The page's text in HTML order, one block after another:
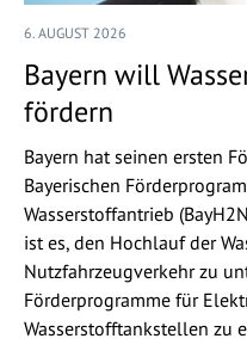
6. AUGUST 2026
Bayern will
fördern
Bayern hat seinen ersten
Bayerischen
Wasserstoffantrieb
ist es, den Hochlauf der
Nutzfahrzeugverkehr zu
Förderprogramme für
Wasserstofftankstellen zu